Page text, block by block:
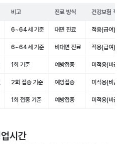
비고 진료 방식 건강보험 적용
6~64세 기준 대면 진료 적용(급여)
6~64세 기준 비대면 진료 적용(급여)
1회 기준 예방접종 미적용(비급여)
2회 접종 기준 예방접종 미적용(비급여)
1회 접종 기준 예방접종 미적용(비급여)
시간